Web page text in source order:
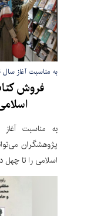
به مناسبت آغاز
فروش
اسلامی تا ۴۰
به مناسبت
پژوهشگران
اسلامی را تا چهل